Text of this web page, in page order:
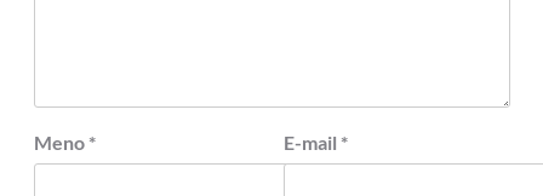
Meno * E-mail *